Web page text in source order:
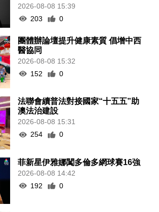
2026-08-08 15:39
203
0
團體辦論壇提升健康素質 倡增中西
醫協同
2026-08-08 15:32
152
0
法聯會續普法對接國家“十五五”助
澳法治建設
2026-08-08 15:31
254
0
菲新星伊雅娜闖多倫多網球賽16強
2026-08-08 14:42
192
0